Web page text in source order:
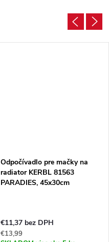
Odpočívadlo pre mačky na
radiator KERBL 81563
PARADIES, 45x30cm
€11,37 bez DPH
€13,99